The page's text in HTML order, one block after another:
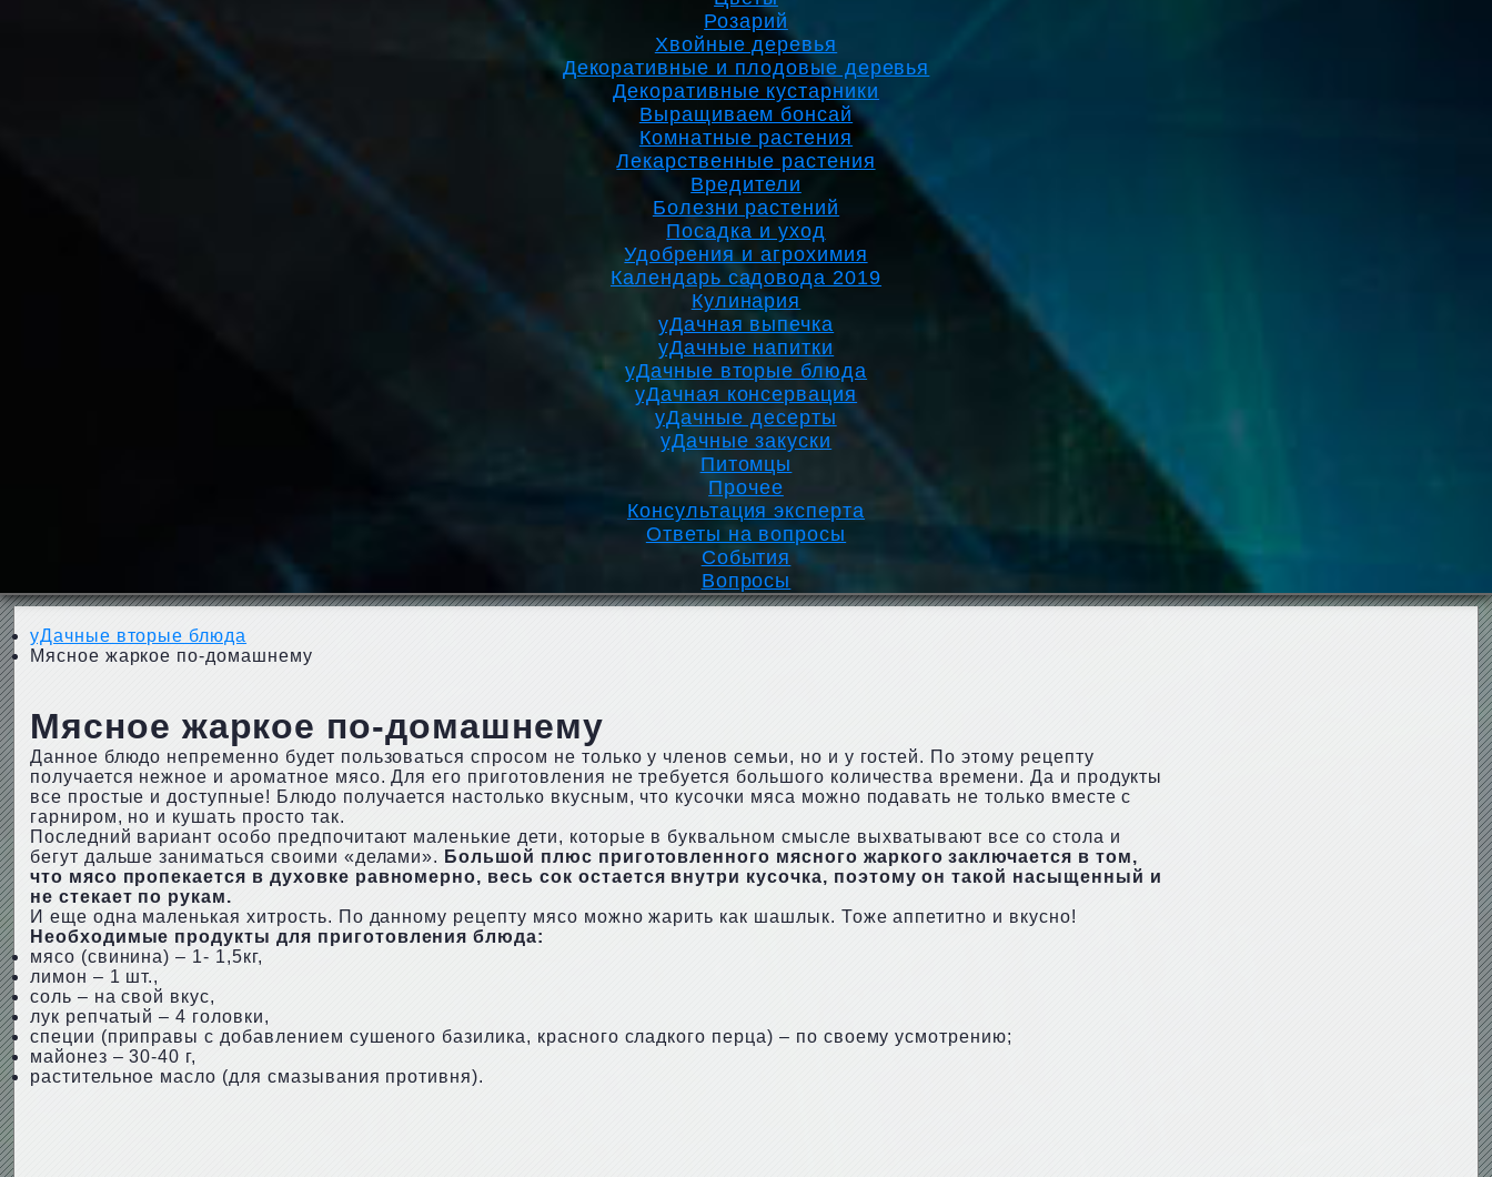
Розарий
Хвойные деревья
Декоративные и плодовые деревья
Декоративные кустарники
Выращиваем бонсай
Комнатные растения
Лекарственные растения
Вредители
Болезни растений
Посадка и уход
Удобрения и агрохимия
Календарь садовода 2019
Кулинария
уДачная выпечка
уДачные напитки
уДачные вторые блюда
уДачная консервация
уДачные десерты
уДачные закуски
Питомцы
Прочее
Консультация эксперта
Ответы на вопросы
События
Вопросы
уДачные вторые блюда
Мясное жаркое по-домашнему
Мясное жаркое по-домашнему
Данное блюдо непременно будет пользоваться спросом не только у членов семьи, но и у гостей. По этому рецепту
получается нежное и ароматное мясо. Для его приготовления не требуется большого количества времени. Да и продукты
все простые и доступные! Блюдо получается настолько вкусным, что кусочки мяса можно подавать не только вместе с
гарниром, но и кушать просто так.
Последний вариант особо предпочитают маленькие дети, которые в буквальном смысле выхватывают все со стола и
бегут дальше заниматься своими «делами». Большой плюс приготовленного мясного жаркого заключается в том,
что мясо пропекается в духовке равномерно, весь сок остается внутри кусочка, поэтому он такой насыщенный и
не стекает по рукам.
И еще одна маленькая хитрость. По данному рецепту мясо можно жарить как шашлык. Тоже аппетитно и вкусно!
Необходимые продукты для приготовления блюда:
мясо (свинина) – 1- 1,5кг,
лимон – 1 шт.,
соль – на свой вкус,
лук репчатый – 4 головки,
специи (приправы с добавлением сушеного базилика, красного сладкого перца) – по своему усмотрению;
майонез – 30-40 г,
растительное масло (для смазывания противня).